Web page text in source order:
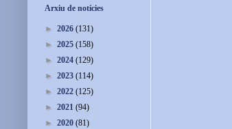
Arxiu de notícies
► 2026 (131)
► 2025 (158)
► 2024 (129)
► 2023 (114)
► 2022 (125)
► 2021 (94)
► 2020 (81)